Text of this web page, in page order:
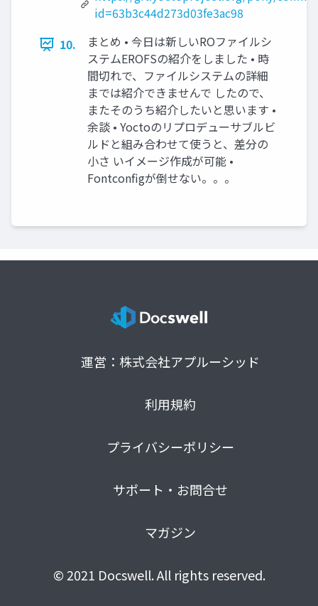
id=63b3c44d273d03fe3ac98
10.
まとめ • 今日は新しいROファイルシ
ステムEROFSの紹介をしました • 時
間切れで、ファイルシステムの詳細
までは紹介できませんで したので、
またそのうち紹介したいと思います •
余談 • Yoctoのリプロデューサブルビ
ルドと組み合わせて使うと、差分の
小さ いイメージ作成が可能 •
Fontconfigが倒せない。。。
運営：株式会社アプルーシッド
利用規約
プライバシーポリシー
サポート・お問合せ
マガジン
© 2021 Docswell. All rights reserved.